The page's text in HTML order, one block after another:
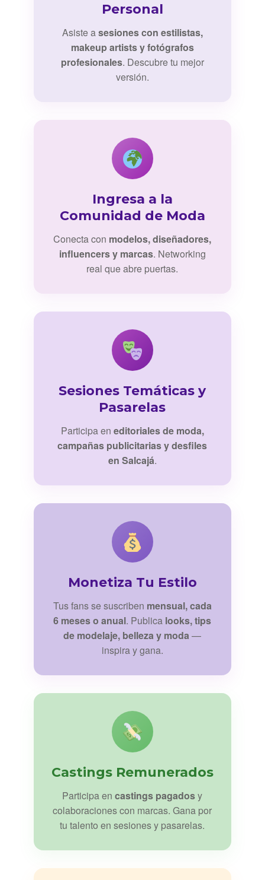
Personal
Asiste asesiones con estilistas,
makeup artists y fotógrafos
profesionales. Descubre tu mejor
versión.
Ingresa a la
Comunidad de Moda
Conecta con modelos, diseñadores,
influencers y marcas. Networking
real que abre puertas.
Sesiones Temáticas y
Pasarelas
Participa en editoriales de moda,
campañas publicitarias y desfiles
en Salcajá.
Monetiza Tu Estilo
Tus fans se suscriben mensual, cada
6 meses o anual. Publica looks, tips
de modelaje, belleza y moda—
inspira y gana.
Castings Remunerados
Participa encastings pagadosy
colaboraciones con marcas. Gana por
tu talento en sesiones y pasarelas.